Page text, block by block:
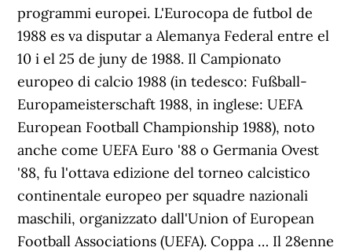
programmi europei. L'Eurocopa de futbol de
1988 es va disputar a Alemanya Federal entre el
10 i el 25 de juny de 1988. Il Campionato
europeo di calcio 1988 (in tedesco: Fußball-
Europameisterschaft 1988, in inglese: UEFA
European Football Championship 1988), noto
anche come UEFA Euro '88 o Germania Ovest
'88, fu l'ottava edizione del torneo calcistico
continentale europeo per squadre nazionali
maschili, organizzato dall'Union of European
Football Associations (UEFA). Coppa … Il 28enne